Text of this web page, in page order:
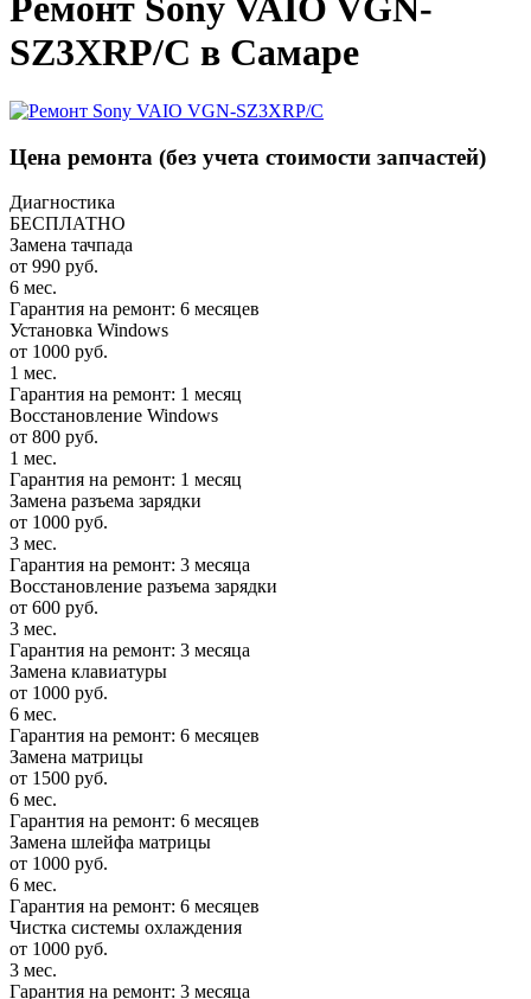
Ремонт Sony VAIO VGN-
SZ3XRP/C в Самаре
Цена ремонта (без учета стоимости запчастей)
Диагностика
БЕСПЛАТНО
Замена тачпада
от 990 руб.
6 мес.
Гарантия на ремонт: 6 месяцев
Установка Windows
от 1000 руб.
1 мес.
Гарантия на ремонт: 1 месяц
Восстановление Windows
от 800 руб.
1 мес.
Гарантия на ремонт: 1 месяц
Замена разъема зарядки
от 1000 руб.
3 мес.
Гарантия на ремонт: 3 месяца
Восстановление разъема зарядки
от 600 руб.
3 мес.
Гарантия на ремонт: 3 месяца
Замена клавиатуры
от 1000 руб.
6 мес.
Гарантия на ремонт: 6 месяцев
Замена матрицы
от 1500 руб.
6 мес.
Гарантия на ремонт: 6 месяцев
Замена шлейфа матрицы
от 1000 руб.
6 мес.
Гарантия на ремонт: 6 месяцев
Чистка системы охлаждения
от 1000 руб.
3 мес.
Гарантия на ремонт: 3 месяца